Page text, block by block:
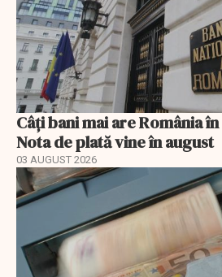
Câți bani mai are România
Nota de plată vine în august
03 AUGUST 2026